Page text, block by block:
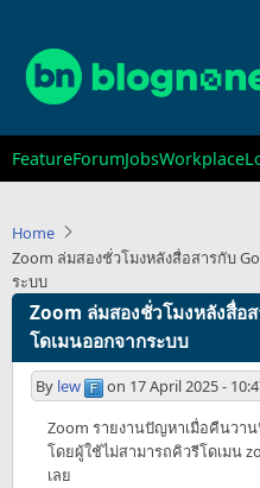
main
content
Main
navigation
FeatureForumJobsWorkplace
Home
Zoom ล่มสองชั่วโมงหลังสื่อสารกับ
ระบบ
Zoom ล่มสองชั่วโมงหลังสื่อ
โดเมนออกจากระบบ
By lew on 17 April 2025 -
Zoom รายงานปัญหาเมื่อคืนวา
โดยผู้ใช้ไม่สามารถคิวรีโดเมน
เลย